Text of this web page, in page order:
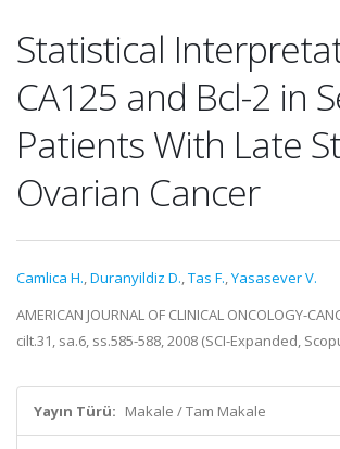
Statistical
CA125 and Bcl-2 in
Patients With Late
Ovarian Cancer
Camlica H.,Duranyildiz D.,Tas F.,Yasasever V.
AMERICAN JOURNAL OF CLINICAL ONCOLOGY-
cilt.31, sa.6, ss.585-588, 2008 (SCI-Expanded,
Yayın Türü: Makale / Tam Makale